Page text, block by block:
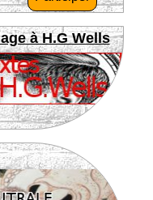
à H.G Wells